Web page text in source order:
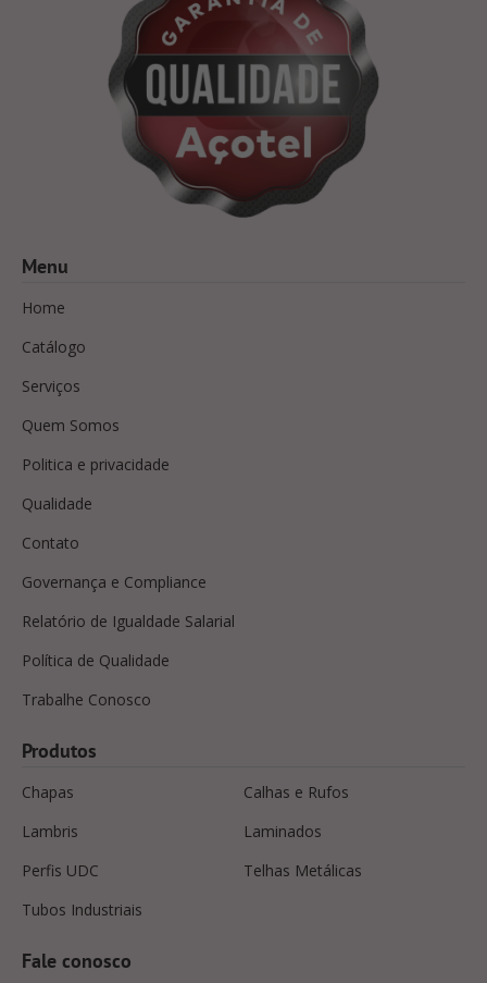
Menu
Home
Catálogo
Serviços
Quem Somos
Politica e privacidade
Qualidade
Contato
Governança e Compliance
Relatório de Igualdade Salarial
Política de Qualidade
Trabalhe Conosco
Produtos
Chapas
Calhas e Rufos
Lambris
Laminados
Perfis UDC
Telhas Metálicas
Tubos Industriais
Fale conosco